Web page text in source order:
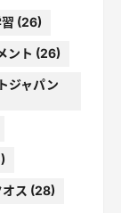
(26)
ント (26)
ジャパン
ス (28)